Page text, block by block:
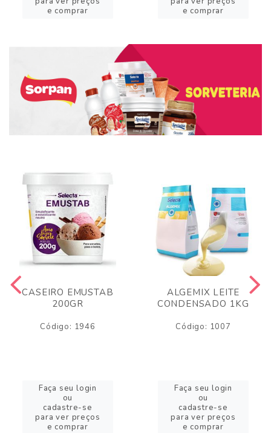
e comprar
e comprar
CASEIRO EMUSTAB
200GR
Código: 1946
Faça seu login
ou
cadastre-se
para ver preços
e comprar
ALGEMIX LEITE
CONDENSADO 1KG
Código: 1007
Faça seu login
ou
cadastre-se
para ver preços
e comprar